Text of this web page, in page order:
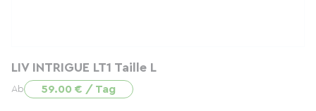
LIV INTRIGUE LT1 Taille L
Ab 59.00 € / Tag